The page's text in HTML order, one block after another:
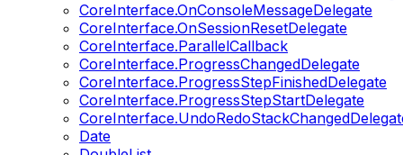
CoreInterface.OnConsoleMessageDelegate
CoreInterface.OnSessionResetDelegate
CoreInterface.ParallelCallback
CoreInterface.ProgressChangedDelegate
CoreInterface.ProgressStepFinishedDelegate
CoreInterface.ProgressStepStartDelegate
Date